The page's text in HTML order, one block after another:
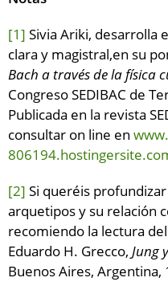
[1] Sivia Ariki, desarrolla
clara y magistral,en su
Bach a través de la física
Congreso SEDIBAC de
Publicada en la revista
consultar on line en
[2] Si queréis
arquetipos y su relación
recomiendo la lectura
Eduardo H. Grecco, Jung
Buenos Aires, Argentina,